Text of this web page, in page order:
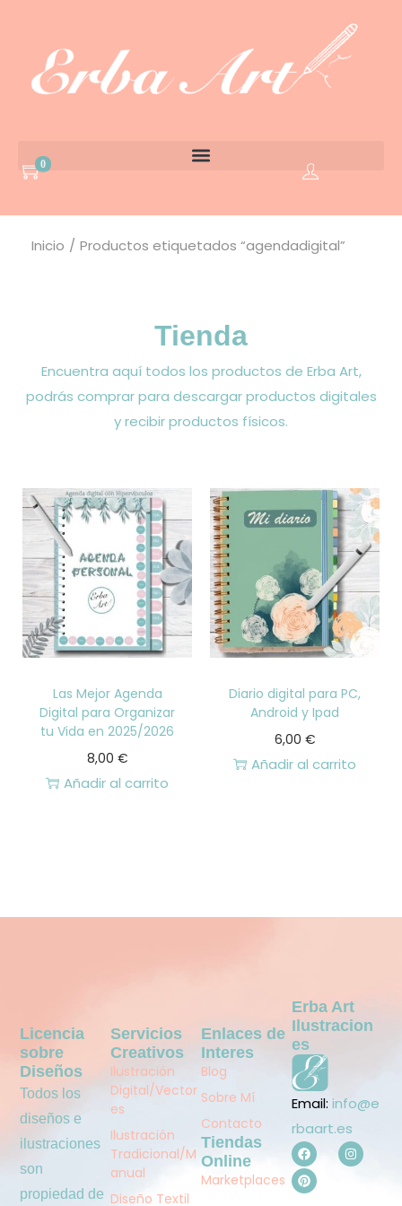
0
Inicio / Productos etiquetados “agendadigital”
Tienda
Encuentra aquí todos los productos de Erba Art,
podrás comprar para descargar productos digitales
y recibir productos físicos.
Las Mejor Agenda
Digital para Organizar
tu Vida en 2025/2026
8,00 €
Añadir al carrito
Diario digital para PC,
Android y Ipad
6,00 €
Añadir al carrito
Erba Art
Ilustracion
Es
Email: info@e
rbaart.es
Enlaces de
Interes
Blog
Sobre Mí
Contacto
Tiendas
Online
Marketplaces
Servicios
Creativos
Ilustración
Digital/Vector
es
Ilustración
Tradicional/M
anual
Diseño Textil
Licencia
sobre
Diseños
Todos los
diseños e
ilustraciones
son
propiedad de